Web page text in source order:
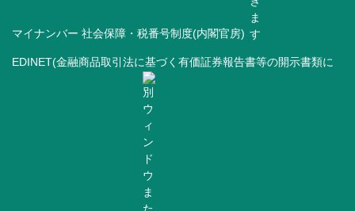
マイナンバー 社会保障・税番号制度(内閣官房)
EDINET(金融商品取引法に基づく有価証券報告書等の開示書類に